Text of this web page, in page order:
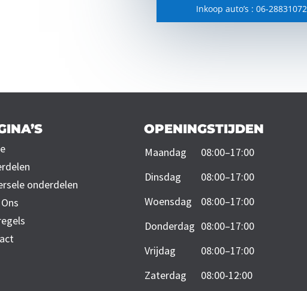
Inkoop auto’s : 06-28831072
onderdelen
OPENINGSTIJDEN
Maandag
08:00–17:00
Dinsdag
08:00–17:00
Woensdag
08:00–17:00
Donderdag 08:00–17:00
Vrijdag
08:00–17:00
Zaterdag
08:00-12:00